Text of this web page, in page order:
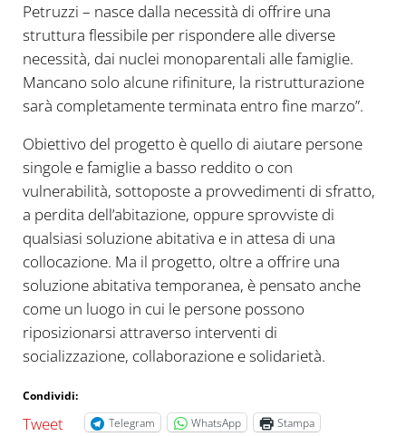
Petruzzi – nasce dalla necessità di offrire una
struttura flessibile per rispondere alle diverse
necessità, dai nuclei monoparentali alle famiglie.
Mancano solo alcune rifiniture, la ristrutturazione
sarà completamente terminata entro fine marzo”.
Obiettivo del progetto è quello di aiutare persone
singole e famiglie a basso reddito o con
vulnerabilità, sottoposte a provvedimenti di sfratto,
a perdita dell’abitazione, oppure sprovviste di
qualsiasi soluzione abitativa e in attesa di una
collocazione. Ma il progetto, oltre a offrire una
soluzione abitativa temporanea, è pensato anche
come un luogo in cui le persone possono
riposizionarsi attraverso interventi di
socializzazione, collaborazione e solidarietà.
Condividi:
Tweet Telegram WhatsApp Stampa